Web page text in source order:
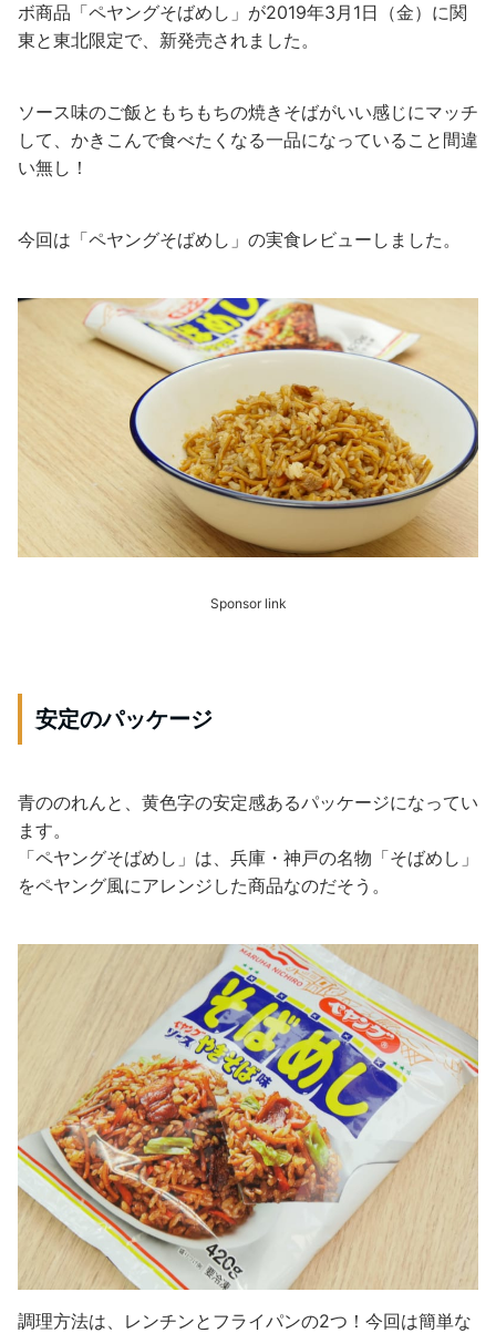
ボ商品「ペヤングそばめし」が2019年3月1日（金）に関
東と東北限定で、新発売されました。
ソース味のご飯ともちもちの焼きそばがいい感じにマッチ
して、かきこんで食べたくなる一品になっていること間違
い無し！
今回は「ペヤングそばめし」の実食レビューしました。
Sponsor link
安定のパッケージ
青ののれんと、黄色字の安定感あるパッケージになってい
ます。
「ペヤングそばめし」は、兵庫・神戸の名物「そばめし」
をペヤング風にアレンジした商品なのだそう。
調理方法は、レンチンとフライパンの2つ！今回は簡単な